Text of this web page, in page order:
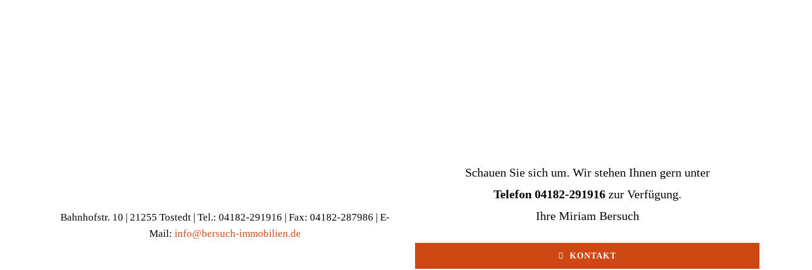
Bahnhofstr. 10 | 21255 Tostedt | Tel.: 04182-291916 | Fax: 04182-287986 | E-
Mail: info@bersuch-immobilien.de
Schauen Sie sich um. Wir stehen Ihnen gern unter
Telefon 04182-291916zur Verfügung.
Ihre Miriam Bersuch
KONTAKT